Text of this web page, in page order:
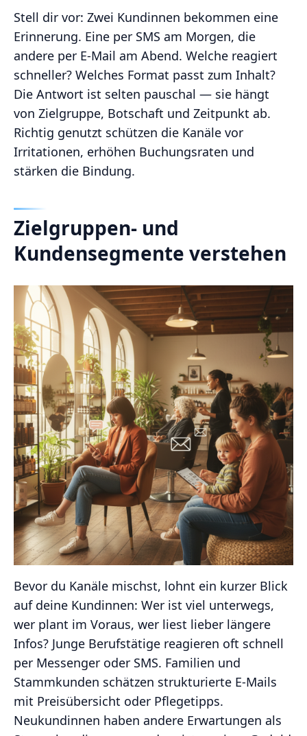
Stell dir vor: Zwei Kundinnen bekommen eine
Erinnerung. Eine per SMS am Morgen, die
andere per E-Mail am Abend. Welche reagiert
schneller? Welches Format passt zum Inhalt?
Die Antwort ist selten pauschal — sie hängt
von Zielgruppe, Botschaft und Zeitpunkt ab.
Richtig genutzt schützen die Kanäle vor
Irritationen, erhöhen Buchungsraten und
stärken die Bindung.
Zielgruppen- und
Kundensegmente verstehen
Bevor du Kanäle mischst, lohnt ein kurzer Blick
auf deine Kundinnen: Wer ist viel unterwegs,
wer plant im Voraus, wer liest lieber längere
Infos? Junge Berufstätige reagieren oft schnell
per Messenger oder SMS. Familien und
Stammkunden schätzen strukturierte E-Mails
mit Preisübersicht oder Pflegetipps.
Neukundinnen haben andere Erwartungen als